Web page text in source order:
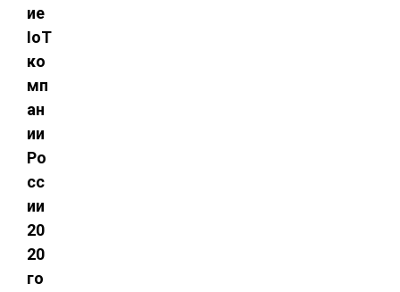
ие
IoT
ко
мп
ан
ии
Ро
сс
ии
20
20
го